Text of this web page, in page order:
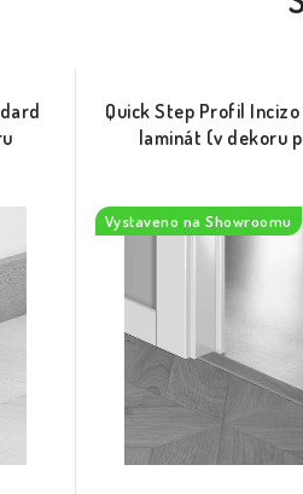
Quick Step Profil Incizo
laminát (v dekoru
Vystaveno na Showroomu